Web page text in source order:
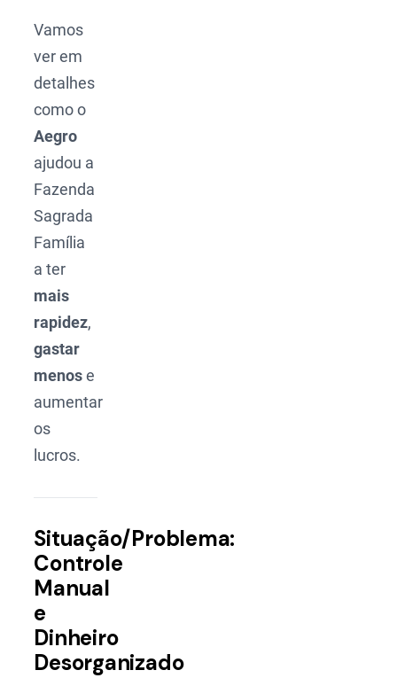
Vamos
ver em
detalhes
como o
Aegro
ajudou a
Fazenda
Sagrada
Família
a ter
mais
rapidez,
gastar
menose
aumentar
os
lucros.
Situação/Problema:
Controle
Manual
e
Dinheiro
Desorganizado